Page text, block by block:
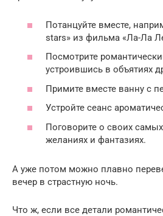
Потанцуйте вместе,
stars» из фильма «Ла-Ла
Посмотрите
устроившись в объятиях
Примите вместе ванну с
Устройте сеанс
Поговорите о своих
желаниях и фантазиях.
А уже потом можно плавно
вечер в страстную ночь.
Что ж, если все детали